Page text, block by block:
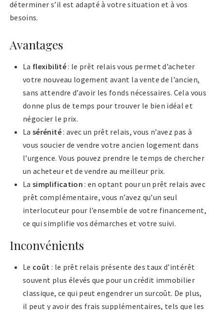
déterminer s’il est adapté à votre situation et à vos
besoins.
Avantages
La flexibilité: le prêt relais vous permet d’acheter
votre nouveau logement avant la vente de l’ancien,
sans attendre d’avoir les fonds nécessaires. Cela vous
donne plus de temps pour trouver le bien idéal et
négocier le prix.
Lasérénité: avec un prêt relais, vous n’avez pas à
vous soucier de vendre votre ancien logement dans
l’urgence. Vous pouvez prendre le temps de chercher
un acheteur et de vendre au meilleur prix.
Lasimplification : en optant pour un prêt relais avec
prêt complémentaire, vous n’avez qu’un seul
interlocuteur pour l’ensemble de votre financement,
ce qui simplifie vos démarches et votre suivi.
Inconvénients
Le coût : le prêt relais présente des taux d’intérêt
souvent plus élevés que pour un crédit immobilier
classique, ce qui peut engendrer un surcoût. De plus,
il peut y avoir des frais supplémentaires, tels que les